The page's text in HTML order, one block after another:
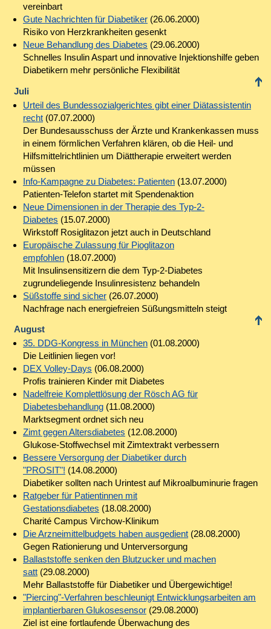
vereinbart
Gute Nachrichten für Diabetiker(26.06.2000)
Risiko von Herzkrankheiten gesenkt
Neue Behandlung des Diabetes (29.06.2000)
Schnelles Insulin Aspart und innovative Injektionshilfe geben
Diabetikern mehr persönliche Flexibilität
Juli
Urteil des Bundessozialgerichtes gibt einer Diätassistentin
recht(07.07.2000)
Der Bundesausschuss der Ärzte und Krankenkassen muss
in einem förmlichen Verfahren klären, ob die Heil- und
Hilfsmittelrichtlinien um Diättherapie erweitert werden
müssen
Info-Kampagne zu Diabetes: Patienten(13.07.2000)
Patienten-Telefon startet mit Spendenaktion
Neue Dimensionen in der Therapie des Typ-2-
Diabetes (15.07.2000)
Wirkstoff Rosiglitazon jetzt auch in Deutschland
Europäische Zulassung für Pioglitazon
empfohlen(18.07.2000)
Mit Insulinsensitizern die dem Typ-2-Diabetes
zugrundeliegende Insulinresistenz behandeln
Süßstoffe sind sicher(26.07.2000)
Nachfrage nach energiefreien Süßungsmitteln steigt
August
35. DDG-Kongress in München(01.08.2000)
Die Leitlinien liegen vor!
DEX Volley-Days (06.08.2000)
Profis trainieren Kinder mit Diabetes
Nadelfreie Komplettlösung der Rösch AG für
Diabetesbehandlung(11.08.2000)
Marktsegment ordnet sich neu
Zimt gegen Altersdiabetes (12.08.2000)
Glukose-Stoffwechsel mit Zimtextrakt verbessern
Bessere Versorgung der Diabetiker durch
"PROSIT"! (14.08.2000)
Diabetiker sollten nach Urintest auf Mikroalbuminurie fragen
Ratgeber für Patientinnen mit
Gestationsdiabetes (18.08.2000)
Charité Campus Virchow-Klinikum
Die Arzneimittelbudgets haben ausgedient(28.08.2000)
Gegen Rationierung und Unterversorgung
Ballaststoffe senken den Blutzucker und machen
satt(29.08.2000)
Mehr Ballaststoffe für Diabetiker und Übergewichtige!
"Piercing"-Verfahren beschleunigt Entwicklungsarbeiten am
implantierbaren Glukosesensor(29.08.2000)
Ziel ist eine fortlaufende Überwachung des